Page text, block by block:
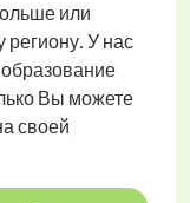
или
У нас
Вы можете
своей